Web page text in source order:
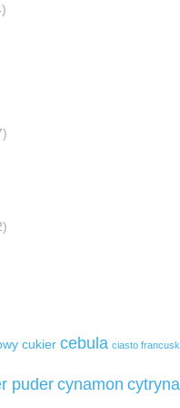
cukier cebula ciasto
puder cynamon cytryna